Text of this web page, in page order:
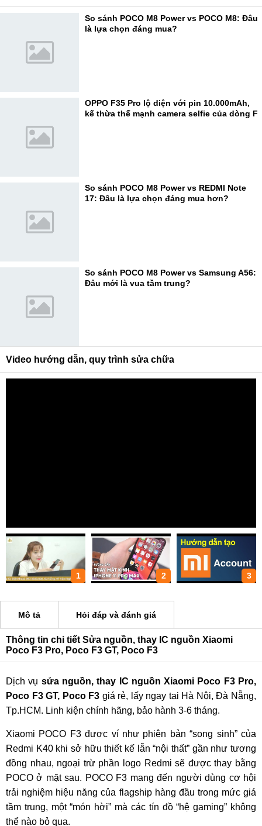
So sánh POCO M8 Power vs POCO M8: Đâu
là lựa chọn đáng mua?
OPPO F35 Pro lộ diện với pin 10.000mAh,
kế thừa thế mạnh camera selfie của dòng F
So sánh POCO M8 Power vs REDMI Note
17: Đâu là lựa chọn đáng mua hơn?
So sánh POCO M8 Power vs Samsung A56:
Đâu mới là vua tầm trung?
Video hướng dẫn, quy trình sửa chữa
1 2 3
Mô tả Hỏi đáp và đánh giá
Thông tin chi tiết Sửa nguồn, thay IC nguồn Xiaomi
Poco F3 Pro, Poco F3 GT, Poco F3
Dịch vụ sửa nguồn, thay IC nguồn Xiaomi Poco F3 Pro,
Poco F3 GT, Poco F3 giá rẻ, lấy ngay tại Hà Nội, Đà Nẵng,
Tp.HCM. Linh kiện chính hãng, bảo hành 3-6 tháng.
Xiaomi POCO F3 được ví như phiên bản “song sinh” của
Redmi K40 khi sở hữu thiết kế lẫn “nội thất” gần như tương
đồng nhau, ngoại trừ phần logo Redmi sẽ được thay bằng
POCO ở mặt sau. POCO F3 mang đến người dùng cơ hội
trải nghiệm hiệu năng của flagship hàng đầu trong mức giá
tầm trung, một “món hời” mà các tín đồ “hệ gaming” không
thể nào bỏ qua.